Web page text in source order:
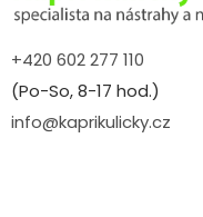
+420 602 277 110
(Po-So, 8-17 hod.)
info@kaprikulicky.cz